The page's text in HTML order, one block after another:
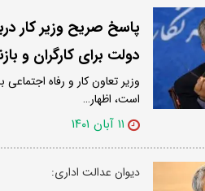
پاسخ صریح وزیر کار
دولت برای کارگران و
وزیر تعاون کار و رفاه
است، اظهار…
۱۱ آبان ۱۴۰۱
دیوان عدالت اداری: